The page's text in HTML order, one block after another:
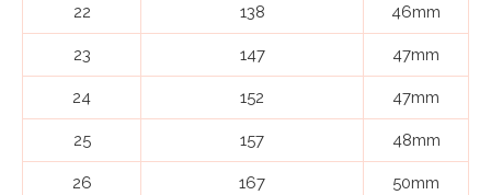
22 138 46mm
23 147 47mm
24 152 47mm
25 157 48mm
26 167 50mm